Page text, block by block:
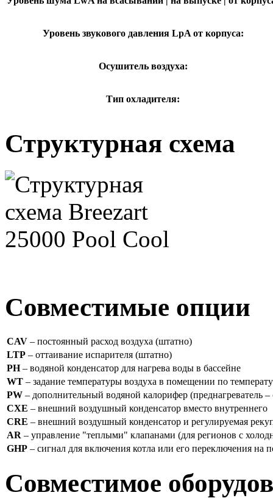
Уровень звукового давления LpA от корпуса:
Осушитель воздуха:
Тип охладителя:
Структурная схема
Совместимые опции
CAV – постоянный расход воздуха (штатно)
LTP – оттаивание испарителя (штатно)
PH– водяной конденсатор для нагрева воды в бассейне
WT – задание температуры воздуха в помещении по
PW – дополнительный водяной калорифер (преднагреватель –
CXE – внешний воздушный конденсатор вместо внутреннего
CRE – внешний воздушный конденсатор и регулируемая
AR – управление "теплыми" клапанами (для регионов с
GHP – сигнал для включения котла или его переключения
Совместимое